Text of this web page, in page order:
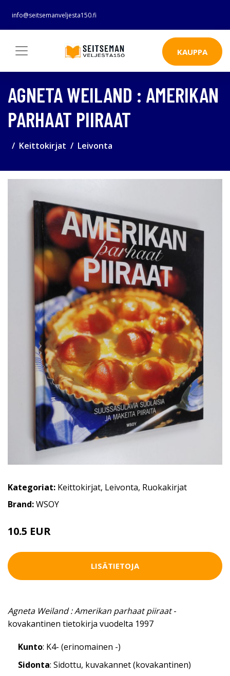
info@seitsemanveljesta150.fi
KAUPPA
AGNETA WEILAND : AMERIKAN
PARHAAT PIIRAAT
Keittokirjat Leivonta
Kategoriat: Keittokirjat, Leivonta, Ruokakirjat
Brand:WSOY
10.5 EUR
LISÄTIETOJA
Agneta Weiland : Amerikan parhaat piiraat-
kovakantinen tietokirja vuodelta 1997
Kunto: K4- (erinomainen -)
Sidonta: Sidottu, kuvakannet (kovakantinen)